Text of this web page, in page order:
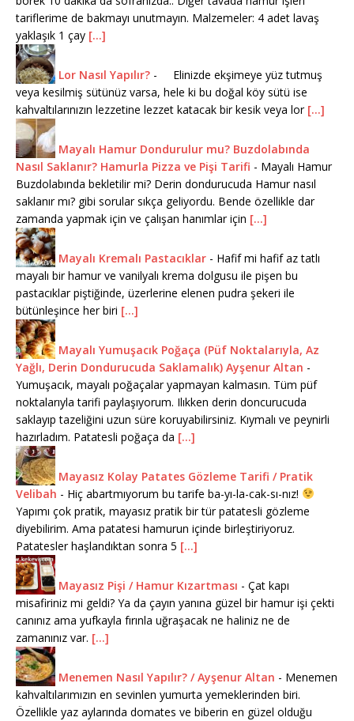
tariflerime de bakmayı unutmayın. Malzemeler: 4 adet lavaş
yaklaşık 1 çay [...]
Lor Nasıl Yapılır? -
Elinizde ekşimeye yüz tutmuş
veya kesilmiş sütünüz varsa, hele ki bu doğal köy sütü ise
kahvaltılarınızın lezzetine lezzet katacak bir kesik veya lor [...]
Mayalı Hamur Dondurulur mu? Buzdolabında
Nasıl Saklanır? Hamurla Pizza ve Pişi Tarifi - Mayalı Hamur
Buzdolabında bekletilir mi? Derin dondurucuda Hamur nasıl
saklanır mı? gibi sorular sıkça geliyordu. Bende özellikle dar
zamanda yapmak için ve çalışan hanımlar için [...]
Mayalı Kremalı Pastacıklar - Hafif mi hafif az tatlı
mayalı bir hamur ve vanilyalı krema dolgusu ile pişen bu
pastacıklar piştiğinde, üzerlerine elenen pudra şekeri ile
bütünleşince her biri [...]
Mayalı Yumuşacık Poğaça (Püf Noktalarıyla, Az
Yağlı, Derin Dondurucuda Saklamalık) Ayşenur Altan -
Yumuşacık, mayalı poğaçalar yapmayan kalmasın. Tüm püf
noktalarıyla tarifi paylaşıyorum. Ilıkken derin doncurucuda
saklayıp tazeliğini uzun süre koruyabilirsiniz. Kıymalı ve peynirli
hazırladım. Patatesli poğaça da [...]
Mayasız Kolay Patates Gözleme Tarifi / Pratik
Velibah - Hiç abartmıyorum bu tarife ba-yı-la-cak-sı-nız!
Yapımı çok pratik, mayasız pratik bir tür patatesli gözleme
diyebilirim. Ama patatesi hamurun içinde birleştiriyoruz.
Patatesler haşlandıktan sonra 5 [...]
Mayasız Pişi / Hamur Kızartması - Çat kapı
misafiriniz mi geldi? Ya da çayın yanına güzel bir hamur işi çekti
canınız ama yufkayla fırınla uğraşacak ne haliniz ne de
zamanınız var. [...]
Menemen Nasıl Yapılır? / Ayşenur Altan - Menemen
kahvaltılarımızın en sevinlen yumurta yemeklerinden biri.
Özellikle yaz aylarında domates ve biberin en güzel olduğu